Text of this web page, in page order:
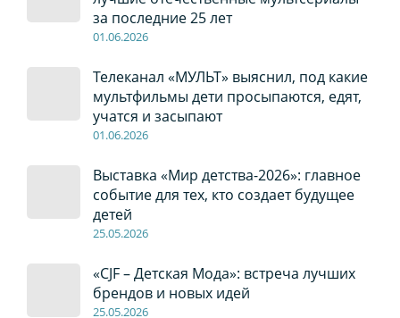
за последние 25 лет
01.06.2026
Телеканал «МУЛЬТ» выяснил, под какие
мультфильмы дети просыпаются, едят,
учатся и засыпают
01.06.2026
Выставка «Мир детства-2026»: главное
событие для тех, кто создает будущее
детей
25.05.2026
«CJF – Детская Мода»: встреча лучших
брендов и новых идей
25.05.2026